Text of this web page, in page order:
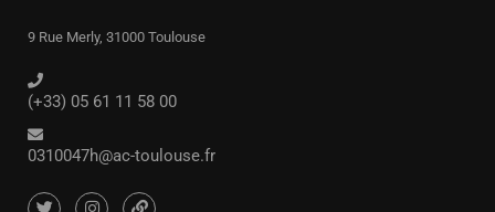
9 Rue Merly, 31000 Toulouse
(+33) 05 61 11 58 00
0310047h@ac-toulouse.fr